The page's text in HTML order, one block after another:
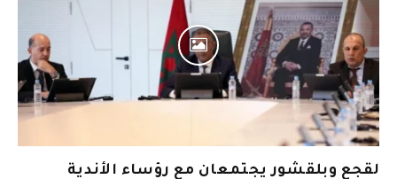
لقجع وبلقشور يجتمعان مع رؤساء الأندية